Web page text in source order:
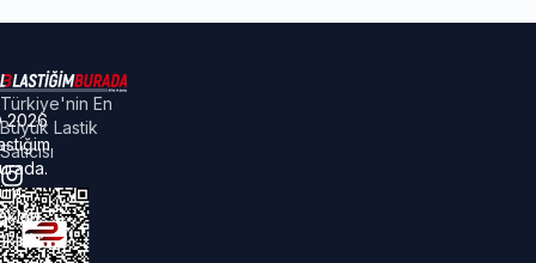
Türkiye'nin En
Büyük Lastik
Satıcısı
2026